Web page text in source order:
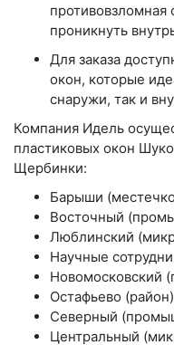
противовзломная
проникнуть
Для заказа
окон, которые
снаружи, так и
Компания Идель
пластиковых окон
Щербинки:
Барыши
Восточный
Люблинский
Научные
Новомосковский
Остафьево
Северный
Центральный